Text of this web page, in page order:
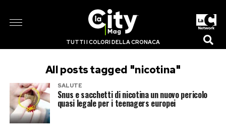
TUTTI I COLORI DELLA CRONACA
All posts tagged "nicotina"
SALUTE
Snus e sacchetti di nicotina un nuovo pericolo
quasi legale per i teenagers europei